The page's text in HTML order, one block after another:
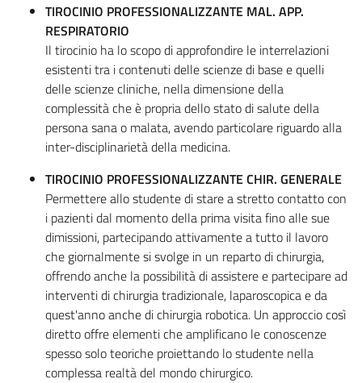
TIROCINIO PROFESSIONALIZZANTE MAL. APP.
RESPIRATORIO
Il tirocinio ha lo scopo di approfondire le interrelazioni
esistenti tra i contenuti delle scienze di base e quelli
delle scienze cliniche, nella dimensione della
complessità che è propria dello stato di salute della
persona sana o malata, avendo particolare riguardo alla
inter-disciplinarietà della medicina.
TIROCINIO PROFESSIONALIZZANTE CHIR. GENERALE
Permettere allo studente di stare a stretto contatto con
i pazienti dal momento della prima visita fino alle sue
dimissioni, partecipando attivamente a tutto il lavoro
che giornalmente si svolge in un reparto di chirurgia,
offrendo anche la possibilità di assistere e partecipare ad
interventi di chirurgia tradizionale, laparoscopica e da
quest'anno anche di chirurgia robotica. Un approccio così
diretto offre elementi che amplificano le conoscenze
spesso solo teoriche proiettando lo studente nella
complessa realtà del mondo chirurgico.